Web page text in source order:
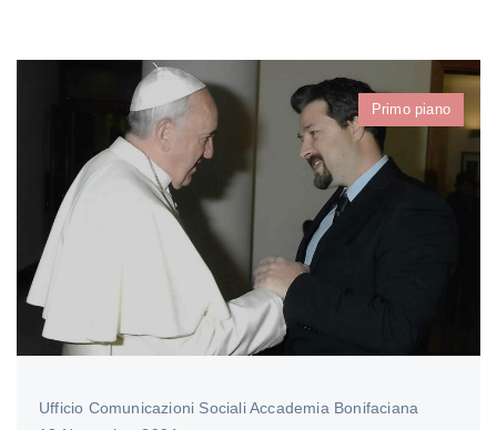
Primo piano
Ufficio Comunicazioni Sociali Accademia Bonifaciana